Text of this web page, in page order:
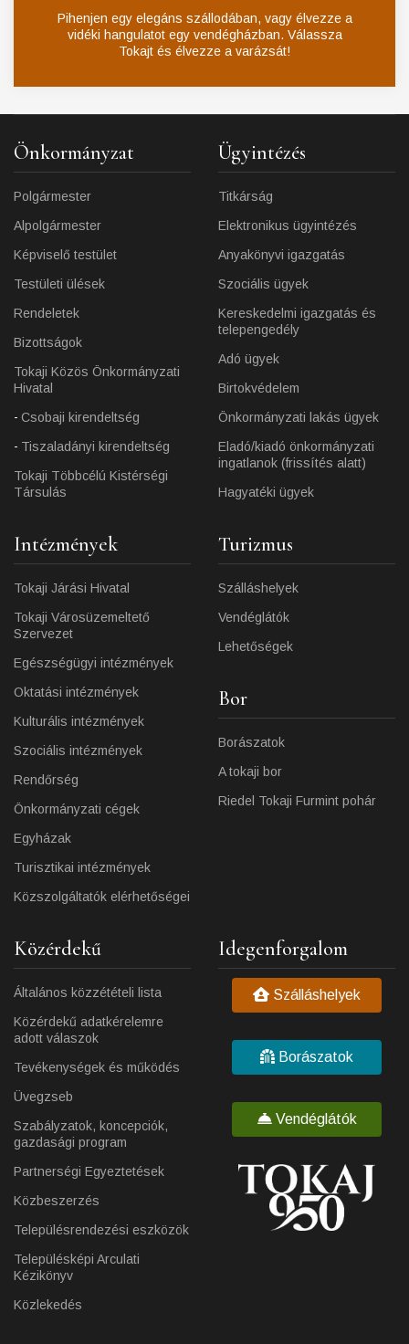
Pihenjen egy elegáns szállodában, vagy élvezze a
vidéki hangulatot egy vendégházban. Válassza
Tokajt és élvezze a varázsát!
Önkormányzat
Polgármester
Alpolgármester
Képviselő testület
Testületi ülések
Rendeletek
Bizottságok
Tokaji Közös Önkormányzati
Hivatal
Csobaji kirendeltség
Tiszaladányi kirendeltség
Tokaji Többcélú Kistérségi
Társulás
Ügyintézés
Titkárság
Elektronikus ügyintézés
Anyakönyvi igazgatás
Szociális ügyek
Kereskedelmi igazgatás és
telepengedély
Adó ügyek
Birtokvédelem
Önkormányzati lakás ügyek
Eladó/kiadó önkormányzati
ingatlanok (frissítés alatt)
Hagyatéki ügyek
Intézmények
Tokaji Járási Hivatal
Tokaji Városüzemeltető
Szervezet
Egészségügyi intézmények
Oktatási intézmények
Kulturális intézmények
Szociális intézmények
Rendőrség
Önkormányzati cégek
Egyházak
Turisztikai intézmények
Közszolgáltatók elérhetőségei
Turizmus
Szálláshelyek
Vendéglátók
Lehetőségek
Bor
Borászatok
A tokaji bor
Riedel Tokaji Furmint pohár
Közérdekű
Általános közzétételi lista
Közérdekű adatkérelemre
adott válaszok
Tevékenységek és működés
Üvegzseb
Szabályzatok, koncepciók,
gazdasági program
Partnerségi Egyeztetések
Közbeszerzés
Településrendezési eszközök
Településképi Arculati
Kézikönyv
Közlekedés
Idegenforgalom
Szálláshelyek
Borászatok
Vendéglátók